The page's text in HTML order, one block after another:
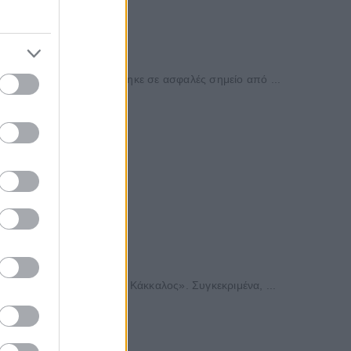
γυναίκα μεταφέρθηκε σε ασφαλές σημείο από ...
διάσωσης. ...
καταφύγιο «Χρήστος Κάκκαλος». Συγκεκριμένα, ...